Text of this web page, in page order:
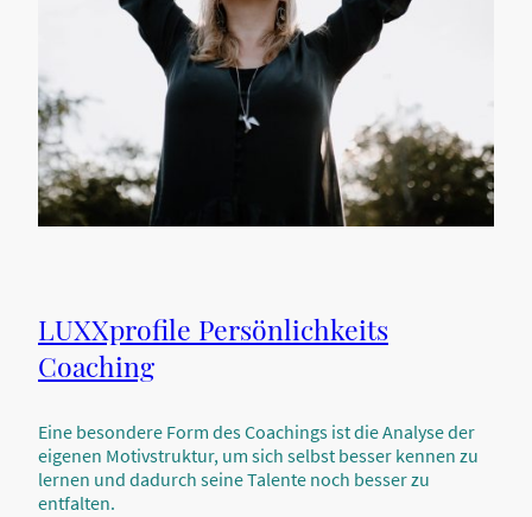
LUXXprofile Persönlichkeits
Coaching
Eine besondere Form des Coachings ist die Analyse der
eigenen Motivstruktur, um sich selbst besser kennen zu
lernen und dadurch seine Talente noch besser zu
entfalten.